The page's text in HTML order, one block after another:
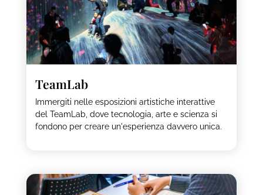
TeamLab
Immergiti nelle esposizioni artistiche interattive
del TeamLab, dove tecnologia, arte e scienza si
fondono per creare un'esperienza davvero unica.